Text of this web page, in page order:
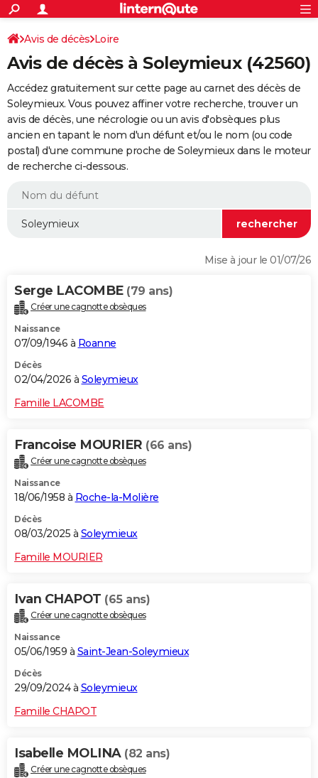
ACTUALITÉS
Politique
Société
Faits Divers
Education
Monde
Villes
+
SPORT
Coupe du monde 2026
Football
Tennis
Cyclisme
Rugby
Forum
Programme TV
TNT
Streaming
Cinéma
Sorties cinéma
Musique
+
FINANCE
Retraite
Impôts
Epargne
Immobilier
Risques naturels par ville
Banque
Assurance
Crédit
AUTO
Essais
Réserver un essai
Citadines
Berlines
SUV
Forum auto
+
HIGH-TECH
BRICOLAGE
WEEK-END
Alimentation
Guide de la santé
Maladies
Médicaments
Sommeil
VOYAGE
Destinations
City break
Voyage nature
Voyage de noces
Forum
Climat
+PHOTO
GUIDES D'ACHAT
Carte de Noël
Carte Bonne année
Carte Saint-Valentin
Carte Pâques
Carte d'anniversaire
DICTIONNAIRE
Dictionnaire
Biographies
Citations
Expressions
Proverbes
PROGRAMME TV
S'inscrire
Se connecter
Lycées
Collèges
Primaires
Universités
Entreprises
Service militaire
Avis de recherche
AVIS DE DÉCÈS
FORUM
Avis de décès Loire
Avis de décès à Soleymieux (42560)
Accédez gratuitement sur cette page au carnet des décès de
Soleymieux. Vous pouvez affiner votre recherche, trouver un
avis de décès, une nécrologie ou un avis d'obsèques plus
ancien en tapant le nom d'un défunt et/ou le nom (ou code
postal) d'une commune proche de Soleymieux dans le moteur
de recherche ci-dessous.
Mise à jour le 01/07/26
Serge LACOMBE (79 ans)
Créer une cagnotte obsèques
Naissance
07/09/1946 à Roanne
Décès
02/04/2026 à Soleymieux
Famille LACOMBE
Francoise MOURIER (66 ans)
Créer une cagnotte obsèques
Naissance
18/06/1958 à Roche-la-Molière
Décès
08/03/2025 à Soleymieux
Famille MOURIER
Ivan CHAPOT (65 ans)
Créer une cagnotte obsèques
Naissance
05/06/1959 à Saint-Jean-Soleymieux
Décès
29/09/2024 à Soleymieux
Famille CHAPOT
Isabelle MOLINA (82 ans)
Créer une cagnotte obsèques